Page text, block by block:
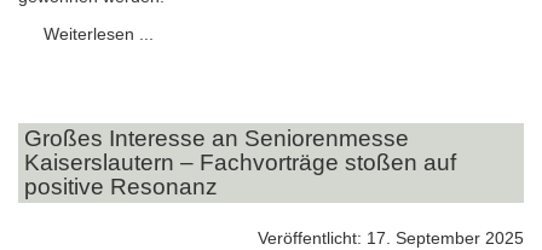
Weiterlesen ...
Großes Interesse an Seniorenmesse
Kaiserslautern – Fachvorträge stoßen auf
positive Resonanz
Veröffentlicht: 17. September 2025